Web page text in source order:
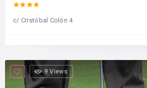
c/ Cristóbal Colón 4
9 Views